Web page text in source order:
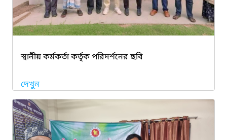
স্থানীয় কর্মকর্তা কর্তৃক পরিদর্শনের ছবি
দেখুন